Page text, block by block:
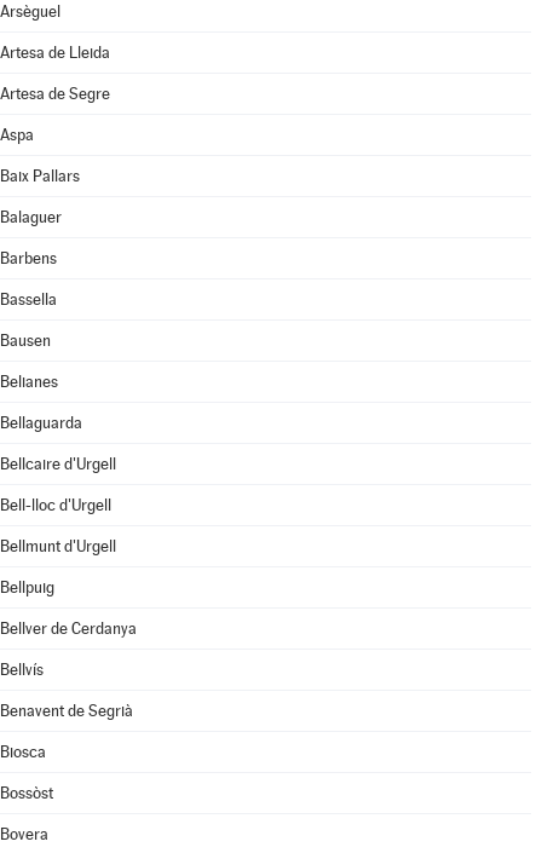
Arsèguel
Artesa de Lleida
Artesa de Segre
Aspa
Baix Pallars
Balaguer
Barbens
Bassella
Bausen
Belianes
Bellaguarda
Bellcaire d'Urgell
Bell-lloc d'Urgell
Bellmunt d'Urgell
Bellpuig
Bellver de Cerdanya
Bellvís
Benavent de Segrià
Biosca
Bossòst
Bovera